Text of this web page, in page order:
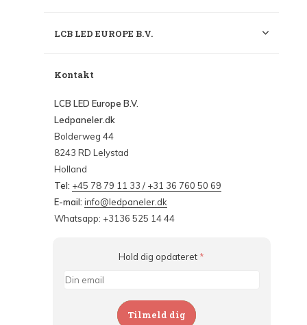
LCB LED EUROPE B.V.
Kontakt
LCB LED Europe B.V.
Ledpaneler.dk
Bolderweg 44
8243 RD Lelystad
Holland
Tel: +45 78 79 11 33 / +31 36 760 50 69
E-mail: info@ledpaneler.dk
Whatsapp: +3136 525 14 44
Hold dig opdateret *
Tilmeld dig